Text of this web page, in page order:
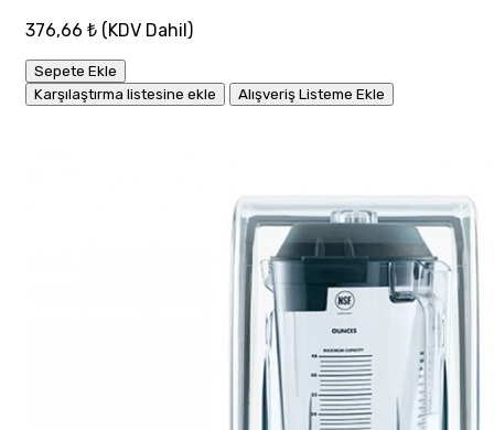
376,66 ₺ (KDV Dahil)
Sepete Ekle
Karşılaştırma listesine ekle
Alışveriş Listeme Ekle